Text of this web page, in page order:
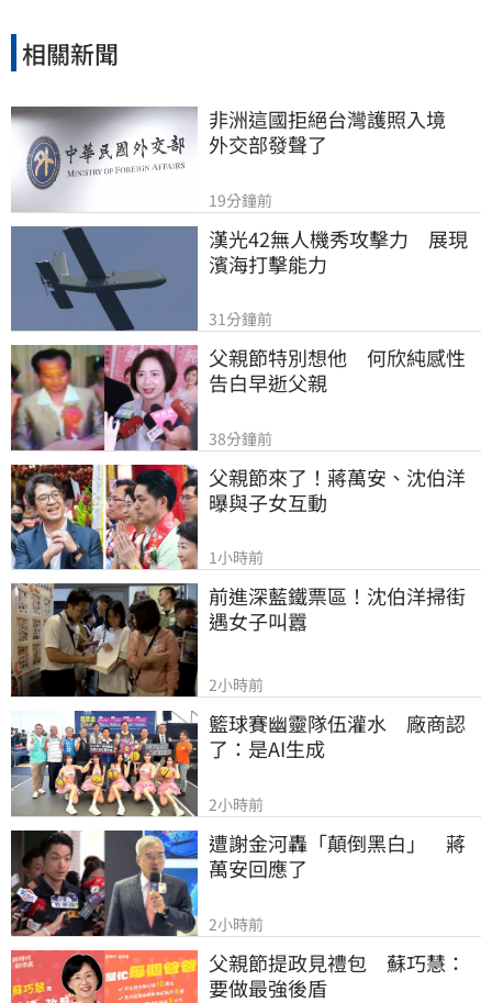
相關新聞
非洲這國拒絕台灣護照入境
外交部發聲了
19分鐘前
漢光42無人機秀攻擊力　展現
濱海打擊能力
31分鐘前
父親節特別想他　何欣純感性
告白早逝父親
38分鐘前
父親節來了！蔣萬安、沈伯洋
曝與子女互動
1小時前
前進深藍鐵票區！沈伯洋掃街
遇女子叫囂
2小時前
籃球賽幽靈隊伍灌水　廠商認
了：是AI生成
2小時前
遭謝金河轟「顛倒黑白」　蔣
萬安回應了
2小時前
父親節提政見禮包　蘇巧慧：
要做最強後盾